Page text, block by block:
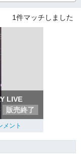
1件マッチしました
LIVE
販売終了
メント